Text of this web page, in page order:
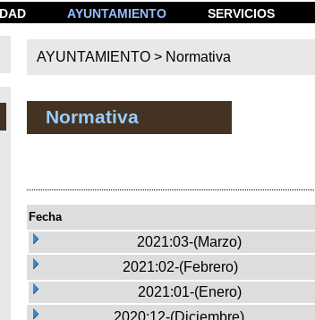
AYUNTAMIENTO SERVICIOS
AYUNTAMIENTO > Normativa
Normativa
Fecha
2021:03-(Marzo)
2021:02-(Febrero)
2021:01-(Enero)
2020:12-(Diciembre)